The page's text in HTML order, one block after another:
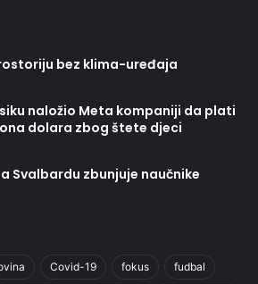
bez klima-uređaja
naložio Meta kompaniji da plati
dolara zbog štete djeci
Svalbardu zbunjuje naučnike
Covid-19 fokus fudbal